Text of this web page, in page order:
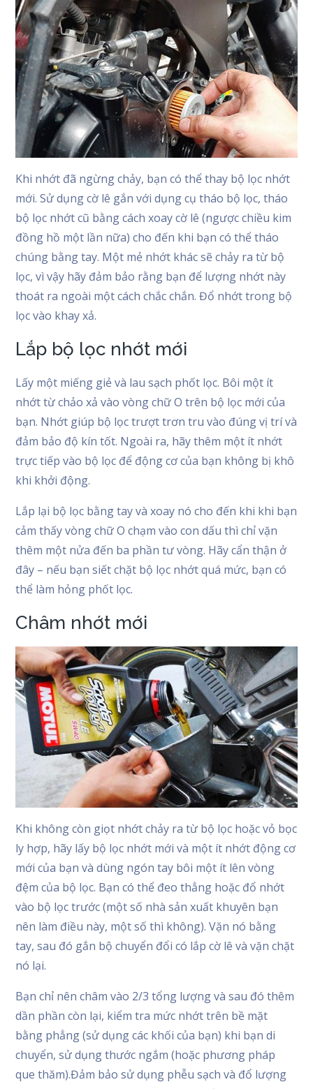
Khi nhớt đã ngừng chảy, bạn có thể thay bộ lọc nhớt
mới. Sử dụng cờ lê gắn với dụng cụ tháo bộ lọc, tháo
bộ lọc nhớt cũ bằng cách xoay cờ lê (ngược chiều kim
đồng hồ một lần nữa) cho đến khi bạn có thể tháo
chúng bằng tay. Một mẻ nhớt khác sẽ chảy ra từ bộ
lọc, vì vậy hãy đảm bảo rằng bạn để lượng nhớt này
thoát ra ngoài một cách chắc chắn. Đổ nhớt trong bộ
lọc vào khay xả.
Lắp bộ lọc nhớt mới
Lấy một miếng giẻ và lau sạch phốt lọc. Bôi một ít
nhớt từ chảo xả vào vòng chữ O trên bộ lọc mới của
bạn. Nhớt giúp bộ lọc trượt trơn tru vào đúng vị trí và
đảm bảo độ kín tốt. Ngoài ra, hãy thêm một ít nhớt
trực tiếp vào bộ lọc để động cơ của bạn không bị khô
khi khởi động.
Lắp lại bộ lọc bằng tay và xoay nó cho đến khi khi bạn
cảm thấy vòng chữ O chạm vào con dấu thì chỉ vặn
thêm một nửa đến ba phần tư vòng. Hãy cẩn thận ở
đây – nếu bạn siết chặt bộ lọc nhớt quá mức, bạn có
thể làm hỏng phốt lọc.
Châm nhớt mới
Khi không còn giọt nhớt chảy ra từ bộ lọc hoặc vỏ bọc
ly hợp, hãy lấy bộ lọc nhớt mới và một ít nhớt động cơ
mới của bạn và dùng ngón tay bôi một ít lên vòng
đệm của bộ lọc. Bạn có thể đeo thẳng hoặc đổ nhớt
vào bộ lọc trước (một số nhà sản xuất khuyên bạn
nên làm điều này, một số thì không). Vặn nó bằng
tay, sau đó gắn bộ chuyển đổi có lắp cờ lê và vặn chặt
nó lại.
Bạn chỉ nên châm vào 2/3 tổng lượng và sau đó thêm
dần phần còn lại, kiểm tra mức nhớt trên bề mặt
bằng phẳng (sử dụng các khối của bạn) khi bạn di
chuyển, sử dụng thước ngắm (hoặc phương pháp
que thăm).Đảm bảo sử dụng phễu sạch và đổ lượng